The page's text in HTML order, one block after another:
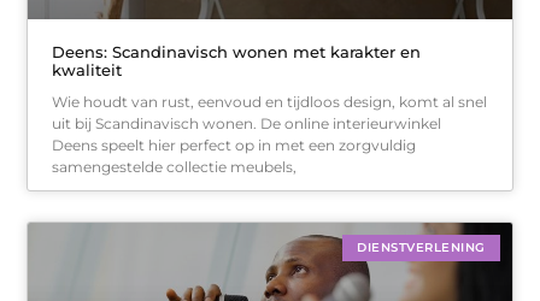
Deens: Scandinavisch wonen met karakter en
kwaliteit
Wie houdt van rust, eenvoud en tijdloos design, komt al snel
uit bij Scandinavisch wonen. De online interieurwinkel
Deens speelt hier perfect op in met een zorgvuldig
samengestelde collectie meubels,
DIENSTVERLENING